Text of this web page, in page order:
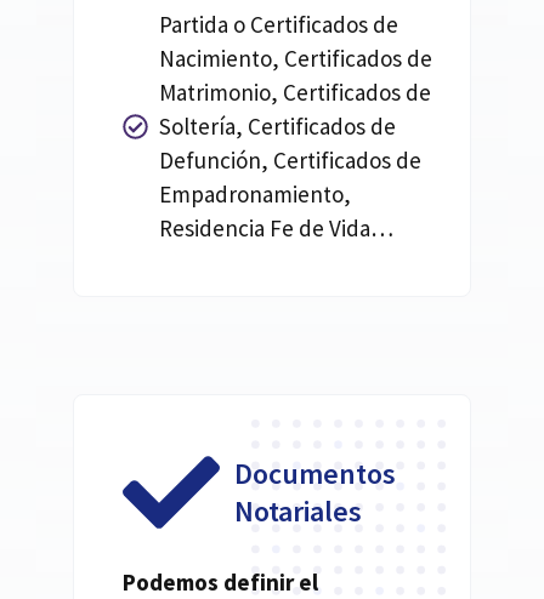
Partida o Certificados de
Nacimiento, Certificados de
Matrimonio, Certificados de
Soltería, Certificados de
Defunción, Certificados de
Empadronamiento,
Residencia Fe de Vida…
Documentos
Notariales
Podemos definir el